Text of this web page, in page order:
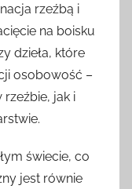
rzeźbą i
na boisku
dzieła, które
osobowość –
jak i
świecie, co
jest równie